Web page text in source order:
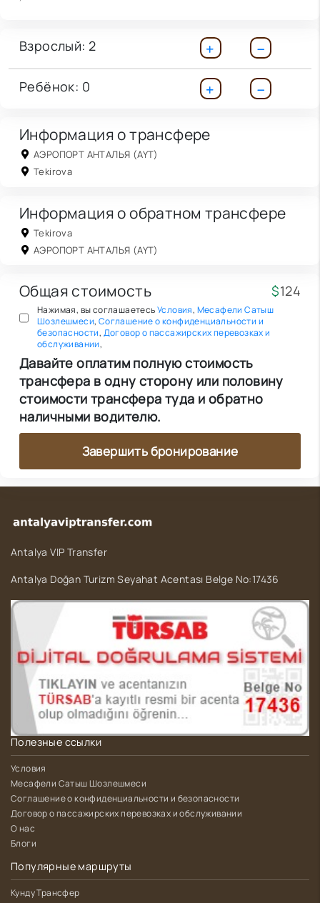
Взрослый: 2
Ребёнок: 0
Информация о трансфере
АЭРОПОРТ АНТАЛЬЯ (AYT)
Tekirova
Информация о обратном трансфере
Tekirova
АЭРОПОРТ АНТАЛЬЯ (AYT)
Общая стоимость $124
Нажимая, вы соглашаетесьУсловия, Месафели Сатыш
Шозлешмеси, Соглашение о конфиденциальности и
безопасности, Договор о пассажирских перевозках и
обслуживании,
Давайте оплатим полную стоимость
трансфера в одну сторону или половину
стоимости трансфера туда и обратно
наличными водителю.
Завершить бронирование
Antalya VIP Transfer
Antalya Doğan Turizm Seyahat Acentası Belge No:17436
Полезные ссылки
Условия
Месафели Сатыш Шозлешмеси
Соглашение о конфиденциальности и безопасности
Договор о пассажирских перевозках и обслуживании
О нас
Блоги
Популярные маршруты
Кунду Трансфер